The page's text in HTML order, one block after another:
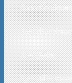
Les statistiques
Les villes
L’actualité
Les